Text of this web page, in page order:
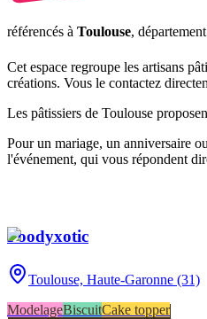
référencés à Toulouse, département
Cet espace regroupe les artisans
créations. Vous le contactez
Les pâtissiers de Toulouse
Pour un mariage, un anniversaire
l'événement, qui vous répondent
Foodyxotic
Toulouse, Haute-Garonne (31)
ModelageBiscuitCake topper